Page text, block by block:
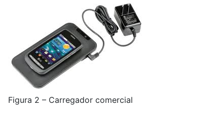
Figura 2 – Carregador comercial